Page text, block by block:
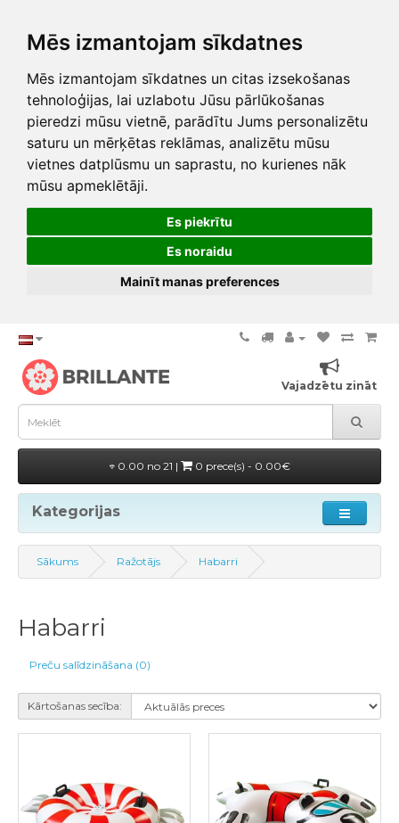
Mēs izmantojam sīkdatnes
Mēs izmantojam sīkdatnes un citas izsekošanas
tehnoloģijas, lai uzlabotu Jūsu pārlūkošanas
pieredzi mūsu vietnē, parādītu Jums personalizētu
saturu un mērķētas reklāmas, analizētu mūsu
vietnes datplūsmu un saprastu, no kurienes nāk
mūsu apmeklētāji.
Es piekrītu
Es noraidu
Mainīt manas preferences
Vajadzētu zināt
0.00 no 21 | 0 prece(s) - 0.00€
Kategorijas
Sākums Ražotājs Habarri
Habarri
Preču salīdzināšana (0)
Kārtošanas secība: